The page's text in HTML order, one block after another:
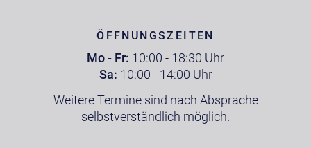
ÖFFNUNGSZEITEN
Mo - Fr: 10:00 - 18:30 Uhr
Sa: 10:00 - 14:00 Uhr
Weitere Termine sind nach Absprache
selbstverständlich möglich.